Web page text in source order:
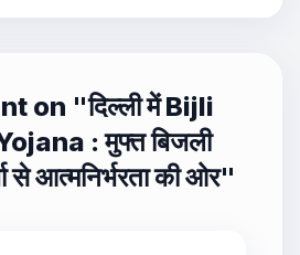
on "दिल्ली में Bijli
: मुफ्त बिजली
से आत्मनिर्भरता की ओर"